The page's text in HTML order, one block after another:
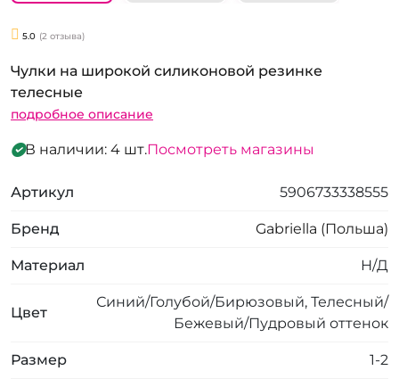
5.0 (2 отзыва)
Чулки на широкой силиконовой резинке
телесные
подробное описание
В наличии: 4 шт.Посмотреть магазины
Артикул 5906733338555
Бренд Gabriella (Польша)
Материал Н/Д
Цвет
Синий/Голубой/Бирюзовый, Телесный/
Бежевый/Пудровый оттенок
Размер 1-2